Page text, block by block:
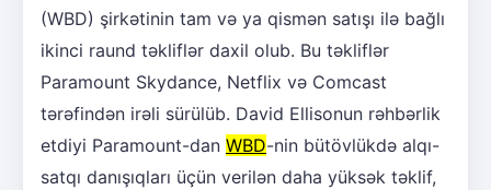
(WBD) şirkətinin tam və ya qismən satışı ilə bağlı
ikinci raund təkliflər daxil olub. Bu təkliflər
Paramount Skydance, Netflix və Comcast
tərəfindən irəli sürülüb. David Ellisonun rəhbərlik
etdiyi Paramount-dan WBD-nin bütövlükdə alqı-
satqı danışıqları üçün verilən daha yüksək təklif,